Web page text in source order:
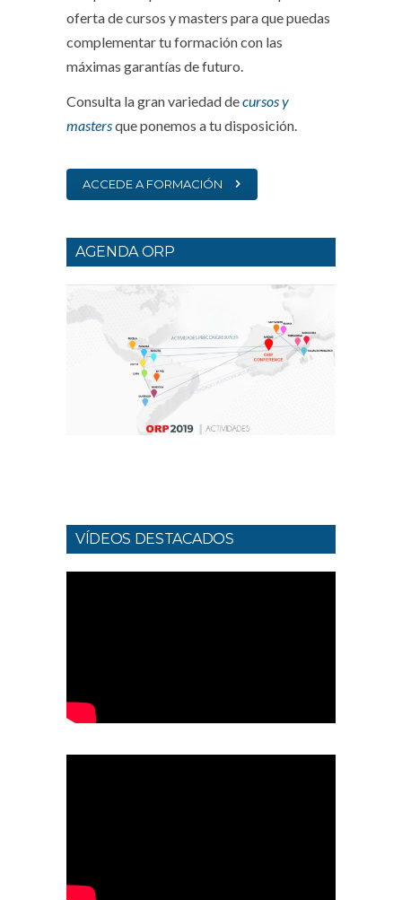
oferta de cursos y masters para que puedas
complementar tu formación con las
máximas garantías de futuro.
Consulta la gran variedad decursos y
mastersque ponemos a tu disposición.
ACCEDE A FORMACIÓN
AGENDA ORP
VÍDEOS DESTACADOS